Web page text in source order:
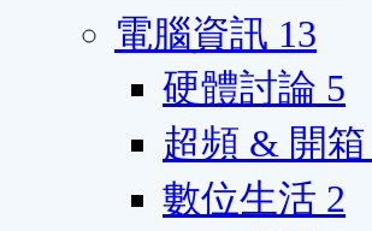
電腦資訊 13
硬體討論 5
超頻 & 開箱
數位生活 2